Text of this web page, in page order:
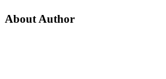
About Author